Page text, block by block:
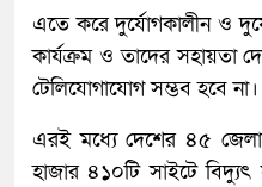
এতে করে দুর্যোগকালীন ও
কার্যক্রম ও তাদের সহায়তা
টেলিযোগাযোগ সম্ভব হবে না।
এরই মধ্যে দেশের ৪৫
হাজার ৪১০টি সাইটে